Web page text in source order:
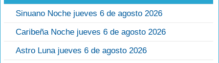
Sinuano Noche jueves 6 de agosto 2026
Caribeña Noche jueves 6 de agosto 2026
Astro Luna jueves 6 de agosto 2026